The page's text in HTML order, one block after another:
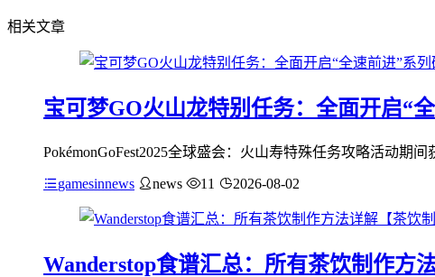
相关文章
宝可梦GO火山龙特别任务：全面开启“
PokémonGoFest2025全球盛会：火山寿特殊任务攻略活动期
gamesinnews news 11 2026-08-02
Wanderstop食谱汇总：所有茶饮制作方